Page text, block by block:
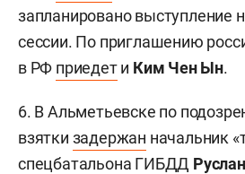
запланировано выступление
сессии. По приглашению
в РФ приедети Ким Чен Ын.
6. В Альметьевске по
взятки задержан начальник
спецбатальона ГИБДД